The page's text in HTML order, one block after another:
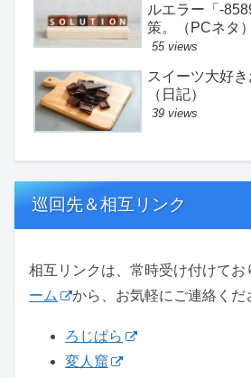
ルエラー「-
策。（PCネタ）
55 views
スイーツ大好き
（日記）
39 views
巡回先＆相互リンク
相互リンクは、常時受け付けてお
ーム
から、お気軽にご連絡くだ
ろじぱら
変人窟